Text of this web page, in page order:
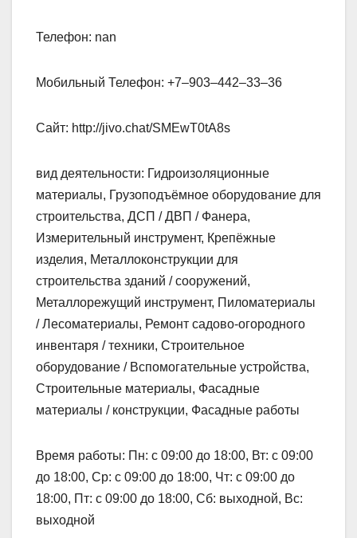
Телефон: nan
Мобильный Телефон: +7‒903‒442‒33‒36
Сайт: http://jivo.chat/SMEwT0tA8s
вид деятельности: Гидроизоляционные
материалы, Грузоподъёмное оборудование для
строительства, ДСП / ДВП / Фанера,
Измерительный инструмент, Крепёжные
изделия, Металлоконструкции для
строительства зданий / сооружений,
Металлорежущий инструмент, Пиломатериалы
/ Лесоматериалы, Ремонт садово-огородного
инвентаря / техники, Строительное
оборудование / Вспомогательные устройства,
Строительные материалы, Фасадные
материалы / конструкции, Фасадные работы
Время работы: Пн: с 09:00 до 18:00, Вт: с 09:00
до 18:00, Ср: с 09:00 до 18:00, Чт: с 09:00 до
18:00, Пт: с 09:00 до 18:00, Сб: выходной, Вс:
выходной